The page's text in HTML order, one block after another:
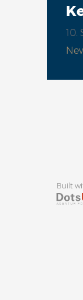
10.
Built